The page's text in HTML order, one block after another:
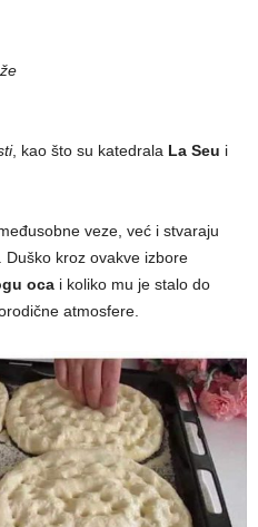
, kao što su katedrala La Seu i
veze, već i stvaraju
. Duško kroz ovakve izbore
oca i koliko mu je stalo do
atmosfere.